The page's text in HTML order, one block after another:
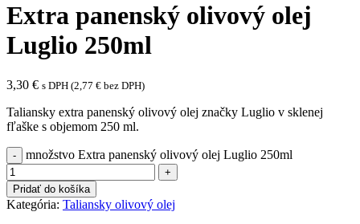
Extra panenský olivový olej
Luglio 250ml
3,30 € s DPH (2,77 € bez DPH)
Taliansky extra panenský olivový olej značky Luglio v sklenej
fľaške s objemom 250 ml.
množstvo Extra panenský olivový olej Luglio 250ml
Pridať do košíka
Kategória: Taliansky olivový olej